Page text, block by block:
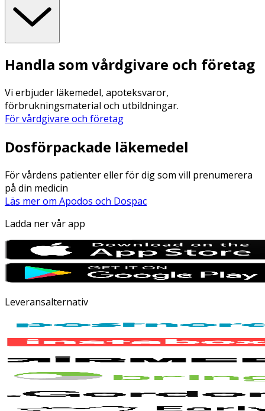
Handla som vårdgivare och företag
Vi erbjuder läkemedel, apoteksvaror,
förbrukningsmaterial och utbildningar.
För vårdgivare och företag
Dosförpackade läkemedel
För vårdens patienter eller för dig som vill prenumerera
på din medicin
Läs mer om Apodos och Dospac
Ladda ner vår app
Leveransalternativ